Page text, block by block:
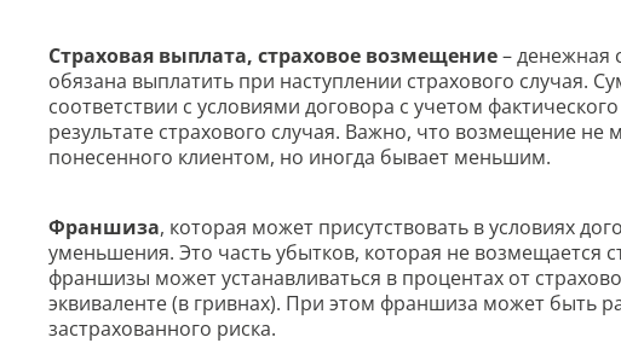
Страховая выплата, страховое возмещение– денежная
обязана выплатить при наступлении страхового случая.
соответствии с условиями договора с учетом
результате страхового случая. Важно, что возмещение
понесенного клиентом, но иногда бывает меньшим.
Франшиза, которая может присутствовать в условиях
уменьшения. Это часть убытков, которая не возмещается
франшизы может устанавливаться в процентах от
эквиваленте (в гривнах). При этом франшиза может быть
застрахованного риска.